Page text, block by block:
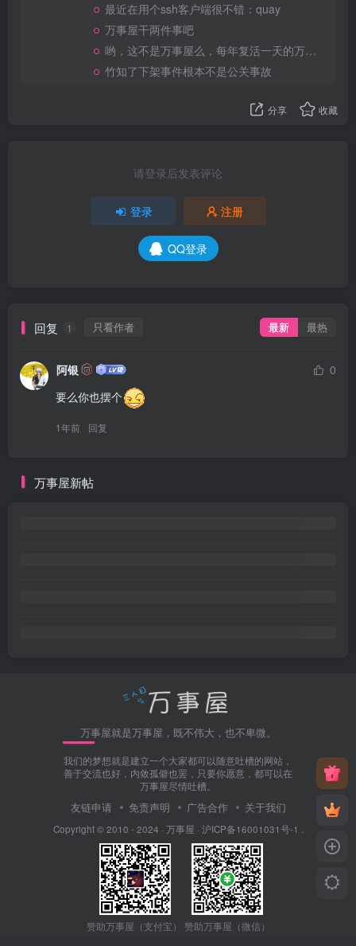
最近在用个ssh客户端很不错：quay
万事屋干两件事吧
哟，这不是万事屋么，每年复活一天的万事屋
竹知了下架事件根本不是公关事故
分享 收藏
请登录后发表评论
登录 注册
QQ登录
回复 1 只看作者 最新 最热
阿银
0
要么你也摆个
1年前 回复
万事屋新帖
万事屋就是万事屋，既不伟大，也不卑微。
我们的梦想就是建立一个大家都可以随意吐槽的网站，
善于交流也好，内敛孤僻也罢，只要你愿意，都可以在
万事屋尽情吐槽。
友链申请 免责声明 广告合作 关于我们
Copyright © 2010 - 2024 · 万事屋 · 沪ICP备16001031号-1
赞助万事屋（支付宝） 赞助万事屋（微信）